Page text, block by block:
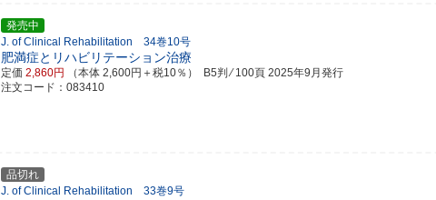
発売中
J. of Clinical Rehabilitation 34巻10号
肥満症とリハビリテーション治療
定価 2,860円 （本体 2,600円＋税10％） B5判 ⁄ 100頁 2025年9月発行
注文コード：083410
品切れ
J. of Clinical Rehabilitation 33巻9号